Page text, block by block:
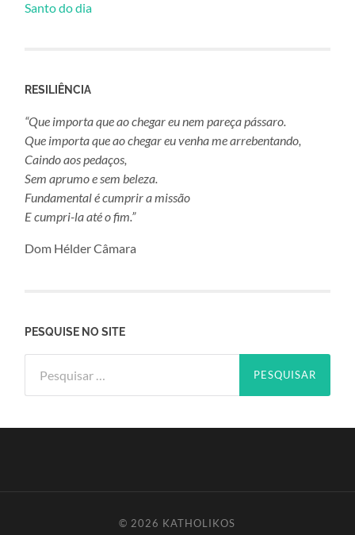
Santo do dia
RESILIÊNCIA
“Que importa que ao chegar eu nem pareça pássaro.
Que importa que ao chegar eu venha me arrebentando,
Caindo aos pedaços,
Sem aprumo e sem beleza.
Fundamental é cumprir a missão
E cumpri-la até o fim.”
Dom Hélder Câmara
PESQUISE NO SITE
por:
© 2026 KATHOLIKOS